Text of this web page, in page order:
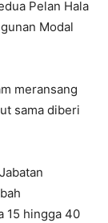
Pelan Hala
Modal
meransang
sama diberi
15 hingga 40